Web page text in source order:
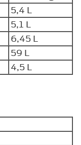
5,4 L
5,1 L
6,45 L
59 L
4,5 L